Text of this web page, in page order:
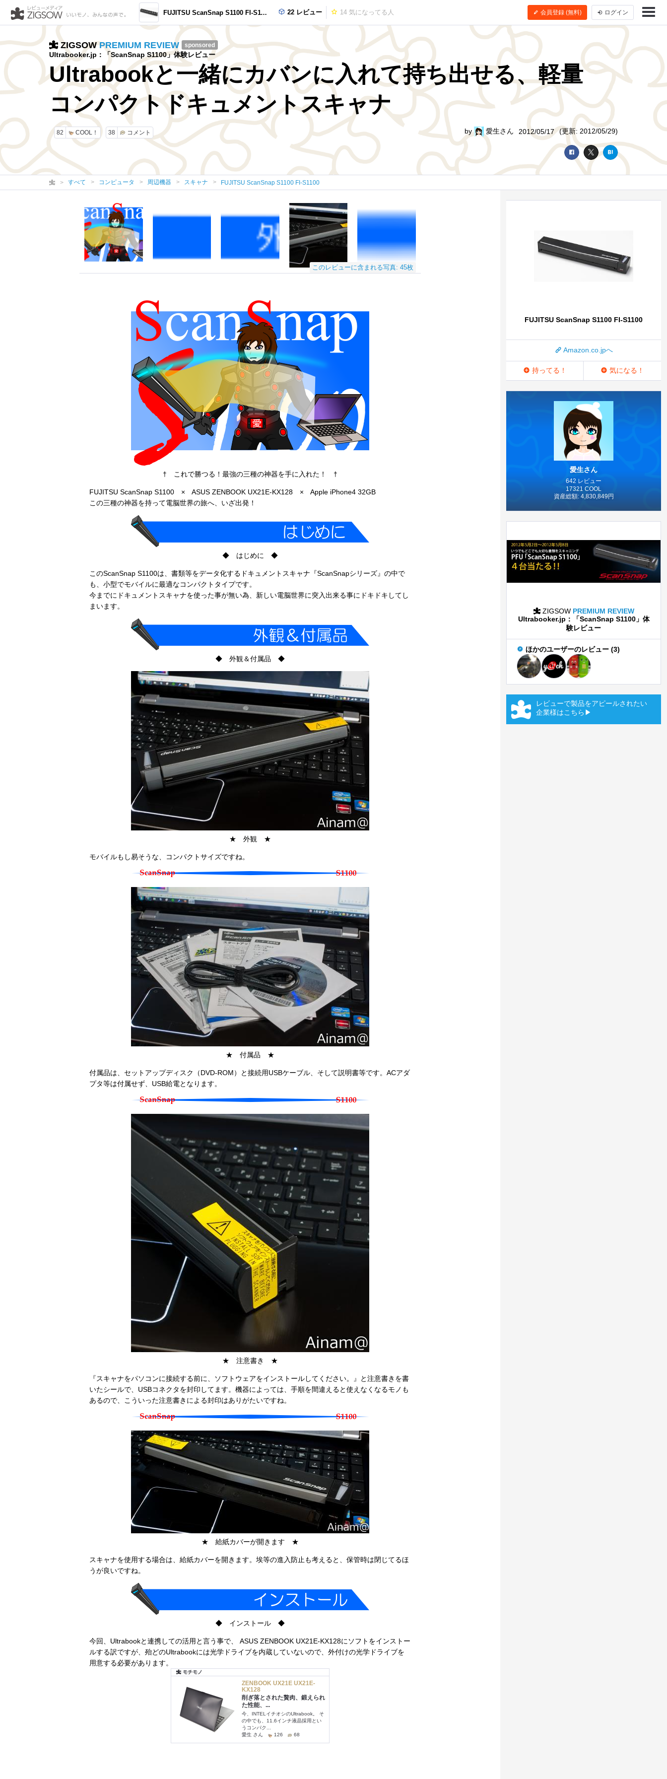
FUJITSU ScanSnap S1100 FI-S1100 22 レビュー 14 気になってる人 会員登録 (無料) ログイン
ZIGSOWPREMIUM REVIEW sponsored
Ultrabooker.jp：「ScanSnap S1100」体験レビュー
Ultrabookと一緒にカバンに入れて持ち出せる、軽量
コンパクトドキュメントスキャナ
82 COOL！ 38 コメント by 愛生さん 2012/05/17 (更新: 2012/05/29)
すべて コンピュータ 周辺機器 スキャナ FUJITSU ScanSnap S1100 FI-S1100
このレビューに含まれる写真: 45枚
† これで勝つる！最強の三種の神器を手に入れた！ †
FUJITSU ScanSnap S1100 × ASUS ZENBOOK UX21E-KX128 × Apple iPhone4 32GB
この三種の神器を持って電脳世界の旅へ、いざ出発！
◆ はじめに ◆
このScanSnap S1100は、書類等をデータ化するドキュメントスキャナ『ScanSnapシリーズ』の中で
も、小型でモバイルに最適なコンパクトタイプです。
今までにドキュメントスキャナを使った事が無い為、新しい電脳世界に突入出来る事にドキドキしてし
まいます。
◆ 外観＆付属品 ◆
★ 外観 ★
モバイルもし易そうな、コンパクトサイズですね。
★ 付属品 ★
付属品は、セットアップディスク（DVD-ROM）と接続用USBケーブル、そして説明書等です。ACアダ
プタ等は付属せず、USB給電となります。
★ 注意書き ★
『スキャナをパソコンに接続する前に、ソフトウェアをインストールしてください。』と注意書きを書
いたシールで、USBコネクタを封印してます。機器によっては、手順を間違えると使えなくなるモノも
あるので、こういった注意書きによる封印はありがたいですね。
★ 給紙カバーが開きます ★
スキャナを使用する場合は、給紙カバーを開きます。埃等の進入防止も考えると、保管時は閉じてるほ
うが良いですね。
◆ インストール ◆
今回、Ultrabookと連携しての活用と言う事で、 ASUS ZENBOOK UX21E-KX128にソフトをインストー
ルする訳ですが、殆どのUltrabookには光学ドライブを内蔵していないので、外付けの光学ドライブを
用意する必要があります。
FUJITSU ScanSnap S1100 FI-S1100
Amazon.co.jpへ
持ってる！ 気になる！
愛生さん
642 レビュー
17321 COOL
資産総額: 4,830,849円
ZIGSOW PREMIUM REVIEW
Ultrabooker.jp：「ScanSnap S1100」体
験レビュー
ほかのユーザーのレビュー (3)
レビューで製品をアピールされたい
企業様はこちら▶